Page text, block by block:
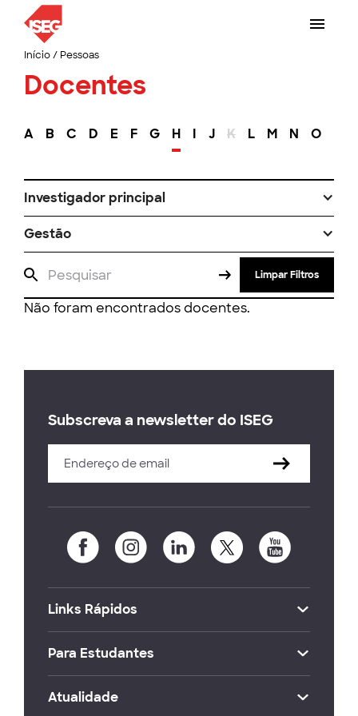
Início/ Pessoas
Docentes
A B C D E F G H I J K L M N O
Investigador principal
Gestão
Limpar Filtros
Não foram encontrados docentes.
Subscreva a newsletter do ISEG
Links Rápidos
Para Estudantes
Atualidade